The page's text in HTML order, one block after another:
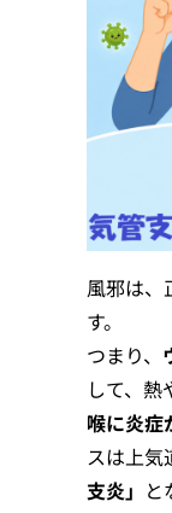
風邪は、
す。
つまり、
して、熱
喉に炎症
スは上気
支炎」 と